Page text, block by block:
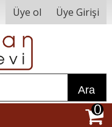
Üye ol Üye Girişi
Ara
0